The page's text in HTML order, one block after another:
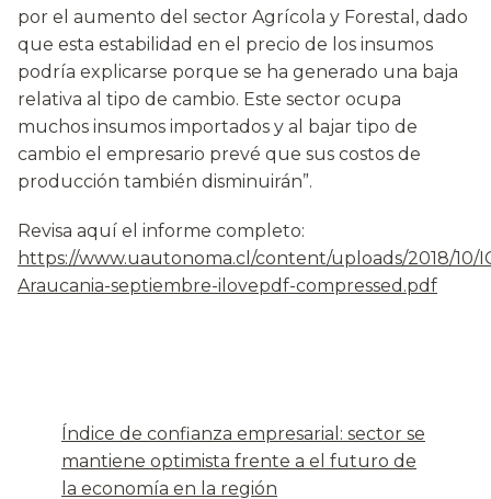
por el aumento del sector Agrícola y Forestal, dado
que esta estabilidad en el precio de los insumos
podría explicarse porque se ha generado una baja
relativa al tipo de cambio. Este sector ocupa
muchos insumos importados y al bajar tipo de
cambio el empresario prevé que sus costos de
producción también disminuirán”.
Revisa aquí el informe completo:
https://www.uautonoma.cl/content/uploads/2018/10/
Araucania-septiembre-ilovepdf-compressed.pdf
Índice de confianza empresarial: sector se
mantiene optimista frente a el futuro de
la economía en la región